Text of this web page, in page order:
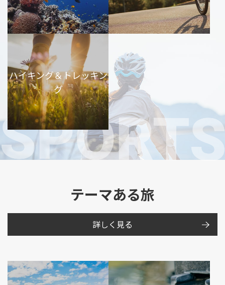
ハイキング＆トレッキン
グ
テーマある旅
詳しく見る